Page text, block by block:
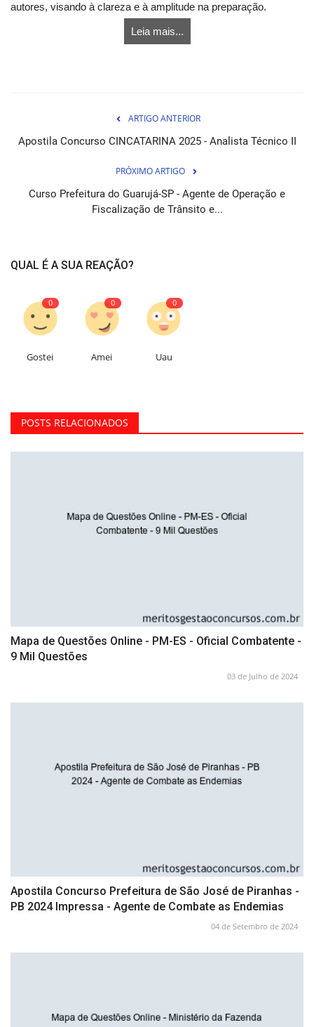
autores, visando à clareza e à amplitude na preparação.
Leia mais...
ARTIGO ANTERIOR
Apostila Concurso CINCATARINA 2025 - Analista Técnico II
PRÓXIMO ARTIGO
Curso Prefeitura do Guarujá-SP - Agente de Operação e
Fiscalização de Trânsito e...
QUAL É A SUA REAÇÃO?
0
Gostei
0
Amei
0
Uau
POSTS RELACIONADOS
Mapa de Questões Online - PM-ES - Oficial Combatente -
9 Mil Questões
03 de Julho de 2024
Apostila Concurso Prefeitura de São José de Piranhas -
PB 2024 Impressa - Agente de Combate as Endemias
04 de Setembro de 2024